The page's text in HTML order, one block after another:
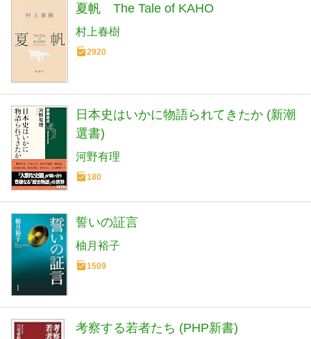
夏帆 The Tale of KAHO
村上春樹
2920
日本史はいかに物語られてきたか (新潮
選書)
河野有理
180
誓いの証言
柚月裕子
1509
考察する若者たち (PHP新書)